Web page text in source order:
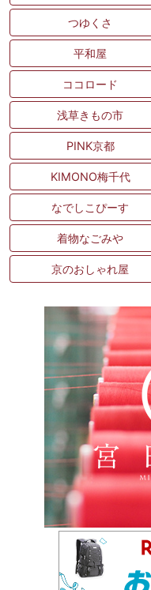
つゆくさ
平和屋
ココロード
浅草きもの市
PINK京都
KIMONO梅千代
なでしこぴーす
着物なごみや
京のおしゃれ屋